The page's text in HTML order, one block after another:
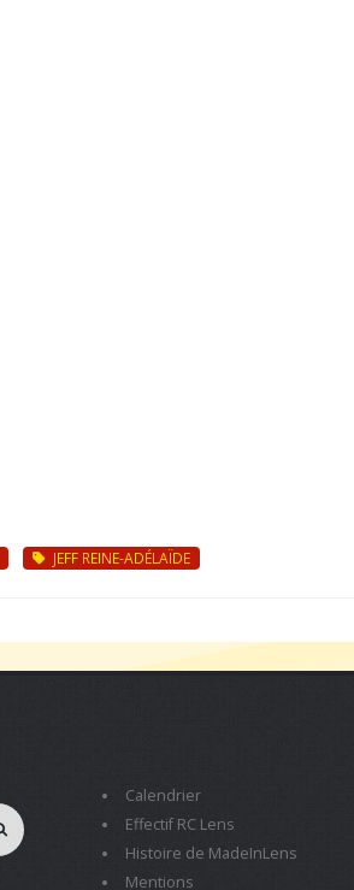
JEFF REINE-ADÉLAÏDE
Calendrier
Effectif RC Lens
Histoire de MadeInLens
Mentions